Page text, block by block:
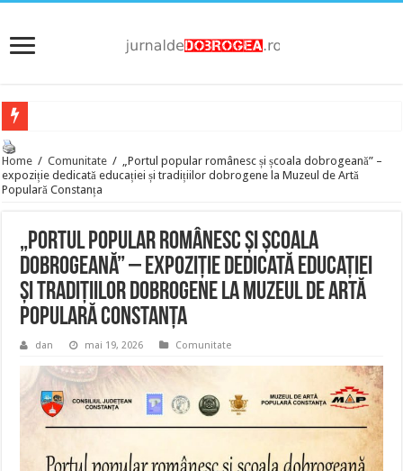
Home / Comunitate / „Portul popular românesc și școala dobrogeană” –
expoziție dedicată educației și tradițiilor dobrogene la Muzeul de Artă
Populară Constanța
„Portul popular românesc și școala
dobrogeană” – expoziție dedicată educației
și tradițiilor dobrogene la Muzeul de Artă
Populară Constanța
dan mai 19, 2026 Comunitate